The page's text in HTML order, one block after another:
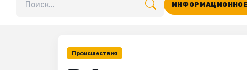
Поиск по сайту
Происшествия